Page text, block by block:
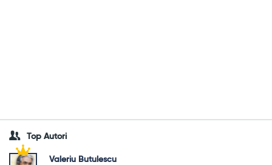
Top Autori
Valeriu Butulescu